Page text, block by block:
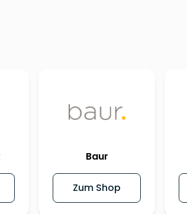
Baur
Zum Shop